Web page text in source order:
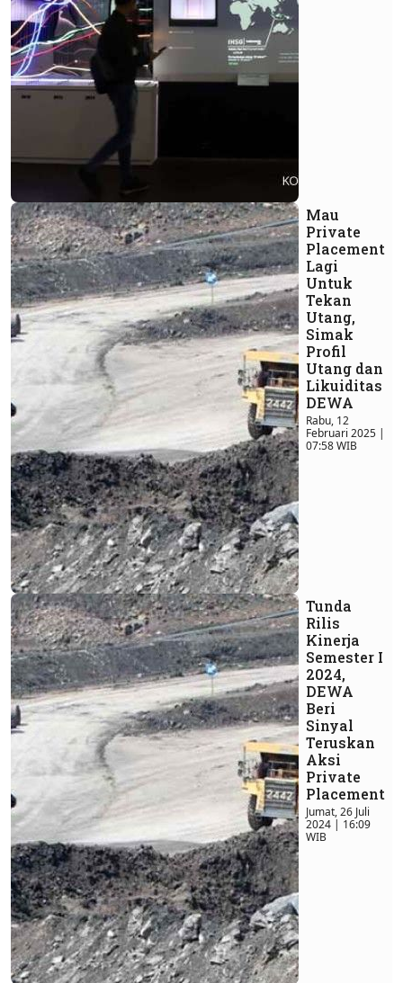
Mau
Private
Placement
Lagi
Untuk
Tekan
Utang,
Simak
Profil
Utang dan
Likuiditas
DEWA
Rabu, 12
Februari 2025 |
07:58 WIB
Tunda
Rilis
Kinerja
Semester I
2024,
DEWA
Beri
Sinyal
Teruskan
Aksi
Private
Placement
Jumat, 26 Juli
2024 | 16:09
WIB